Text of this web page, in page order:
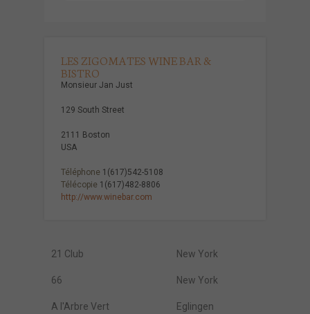
LES ZIGOMATES WINE BAR &
BISTRO
Monsieur Jan Just
129 South Street
2111 Boston
USA
Téléphone 1(617)542-5108
Télécopie 1(617)482-8806
http://www.winebar.com
21 Club New York
66 New York
A l'Arbre Vert Eglingen